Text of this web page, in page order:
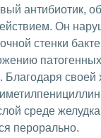
антибиотик,
Он
стенки
патогенных
Благодаря своей
среде
перорально.